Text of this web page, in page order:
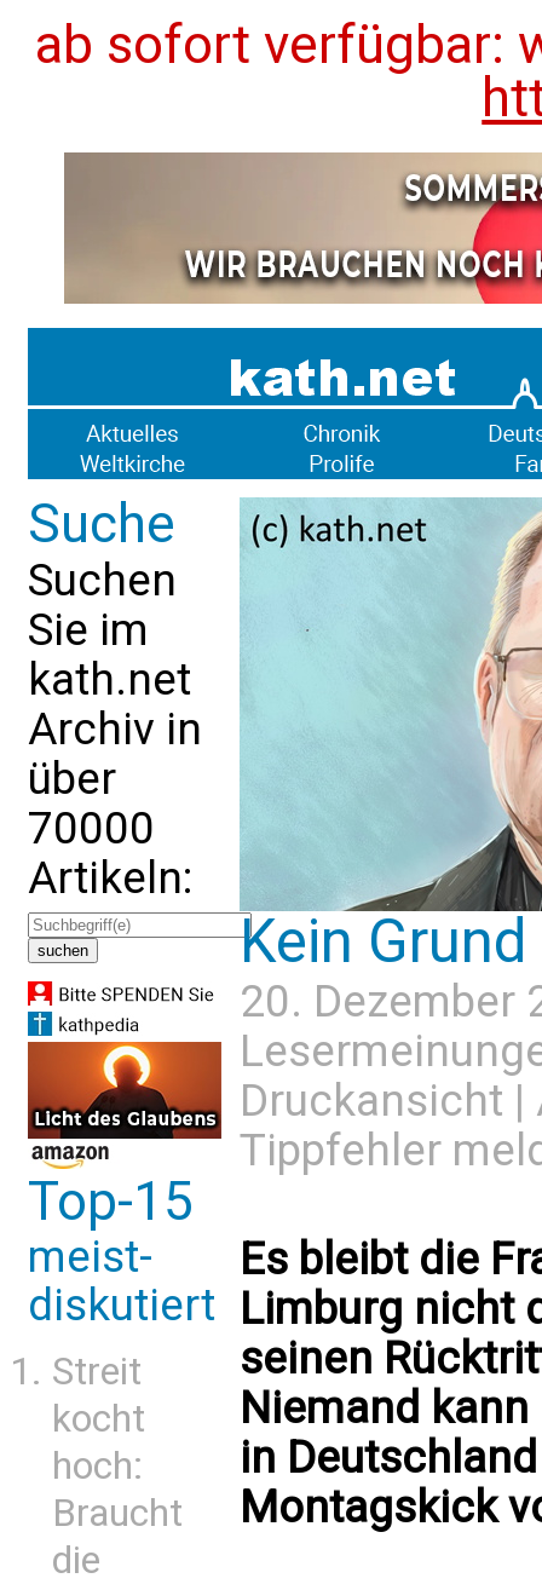
ab sofort verfügbar:
Suche
Suchen
Sie im
kath.net
Archiv in
über
70000
Artikeln:
Top-15
meist-
diskutiert
Streit
kocht
hoch:
Braucht
die
Kein
20. Dezember
Druckansicht |
Tippfehler
Es bleibt die
Limburg nicht
seinen
Niemand
in
Montagskick